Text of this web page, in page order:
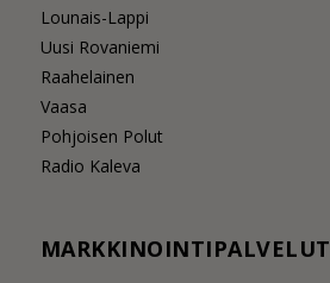
Lounais-Lappi
Uusi Rovaniemi
Raahelainen
Vaasa
Pohjoisen Polut
Radio Kaleva
MARKKINOINTIPALVELUT